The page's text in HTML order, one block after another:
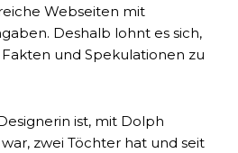
Webseiten mit
Deshalb lohnt es sich,
und Spekulationen zu
ist, mit Dolph
zwei Töchter hat und seit